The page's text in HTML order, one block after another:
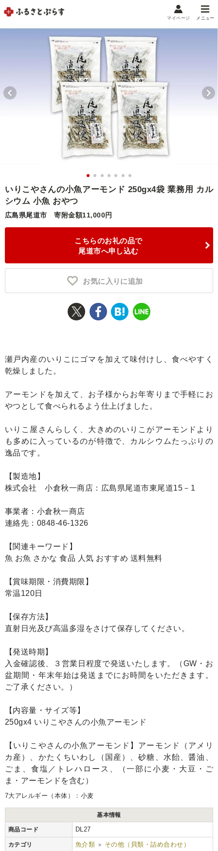
メニュー
マイメニュー
マイページ
閲覧履歴
メニュー
お礼の品から探す
お礼の品をカテゴリや金額で絞り込み
自治体から探す
ランキング
特集・おすすめ
マイページ
いりこやさんの小魚アーモンド 250gx4袋 業務用 カル
シウム 小魚 おやつ
広島県尾道市 寄附金額11,000円
こちらのお礼の品で
尾道市へ申し込む
お気に入りに追加
瀬戸内産のいりこにゴマを加えて味付けし、食べやすく
乾燥しました。
アーモンドを加えて、お子様からお年寄りまで手軽にお
やつとして食べられるよう仕上げました。
いりこ屋さんらしく、大きめのいりこがアーモンドより
も多めに入っているのが特徴で、カルシウムたっぷりの
逸品です。
【製造地】
株式会社 小倉秋一商店：広島県尾道市東尾道15－1
事業者：小倉秋一商店
連絡先：0848-46-1326
【関連キーワード】
魚 お魚 さかな 食品 人気 おすすめ 送料無料
【賞味期限・消費期限】
常温120日
【保存方法】
直射日光及び高温多湿をさけて保存してください。
【発送時期】
入金確認後、３営業日程度で発送いたします。（GW・お
盆期間・年末年始は発送までにお時間をいただきます。
ご了承ください。）
【内容量・サイズ等】
250gx4 いりこやさんの小魚アーモンド
【いりこやさんの小魚アーモンド】アーモンド（アメリ
カ産）、かたくちいわし（国産）、砂糖、水飴、醤油、
ごま、食塩／トレハロース、（一部に小麦・大豆・ご
ま・アーモンドを含む）
7大アレルギー（本体）：小麦
基本情報
商品コード DL27
カテゴリ 魚介類 > その他（貝類・詰め合わせ）